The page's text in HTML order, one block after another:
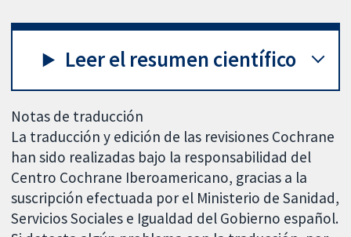
Leer el resumen científico
Notas de traducción
La traducción y edición de las revisiones Cochrane
han sido realizadas bajo la responsabilidad del
Centro Cochrane Iberoamericano, gracias a la
suscripción efectuada por el Ministerio de Sanidad,
Servicios Sociales e Igualdad del Gobierno español.